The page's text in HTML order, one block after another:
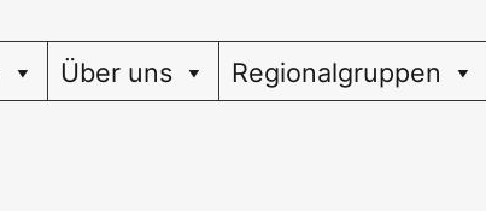
Über uns Regionalgruppen